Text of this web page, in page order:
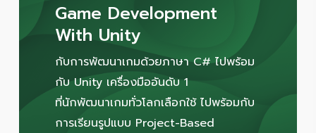
Game Development
With Unity
กับการพัฒนาเกมด้วยภาษา C# ไปพร้อม
กับ Unity เครื่องมืออันดับ 1
ที่นักพัฒนาเกมทั่วโลกเลือกใช้ ไปพร้อมกับ
การเรียนรูปแบบ Project-Based